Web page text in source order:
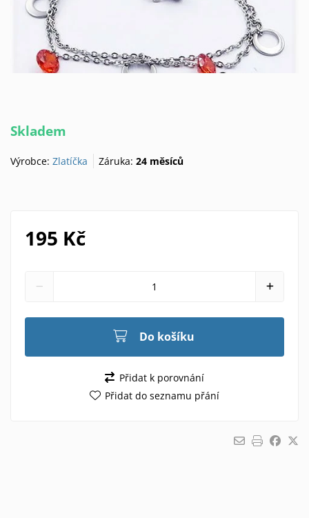
Skladem
Výrobce: Zlatíčka Záruka:24 měsíců
195 Kč
Do košíku
Přidat k porovnání
Přidat do seznamu přání